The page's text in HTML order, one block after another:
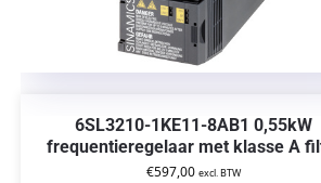
6SL3210-1KE11-8AB1 0,55kW
frequentieregelaar met klasse A
€597,00 excl. BTW